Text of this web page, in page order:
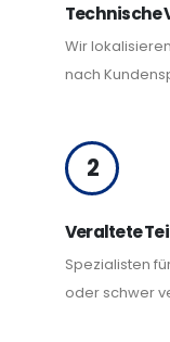
Technische
Wir
nach
2
Veraltete
Spezialisten
oder schwer